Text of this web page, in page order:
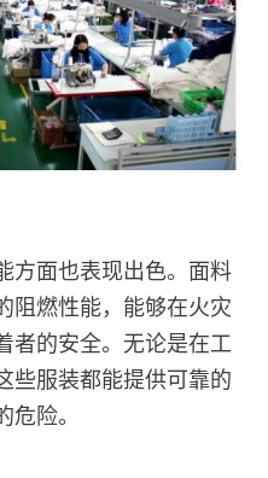
方面也表现出色。面料
阻燃性能，能够在火灾
者的安全。无论是在工
些服装都能提供可靠的
危险。